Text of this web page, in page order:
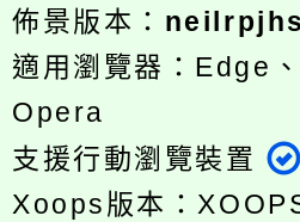
佈景版本：
適用瀏覽器：Edge
Opera
支援行動瀏覽裝置
Xoops版本：